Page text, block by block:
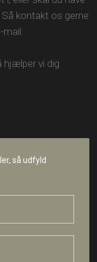
kontakt os gerne
mail:
hjælper vi dig
så udfyld